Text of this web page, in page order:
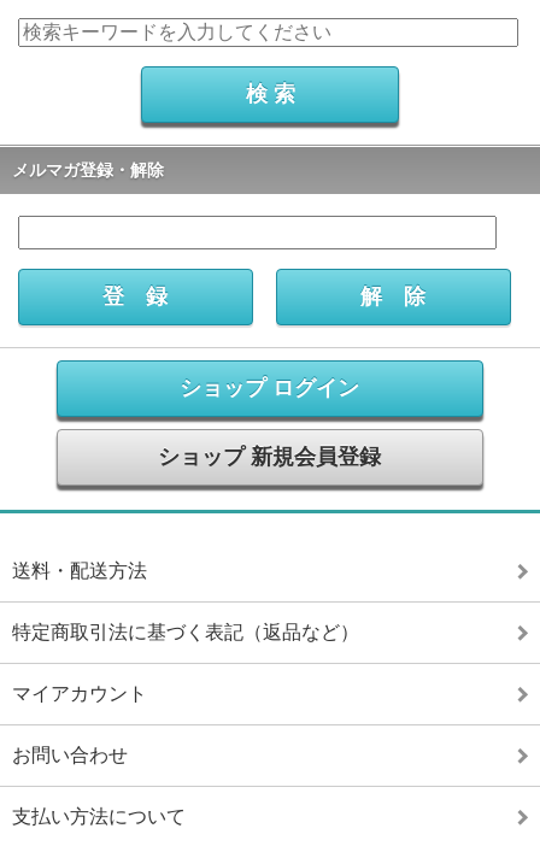
メルマガ登録・解除
ショップ ログイン
ショップ 新規会員登録
送料・配送方法
特定商取引法に基づく表記（返品など）
マイアカウント
お問い合わせ
支払い方法について